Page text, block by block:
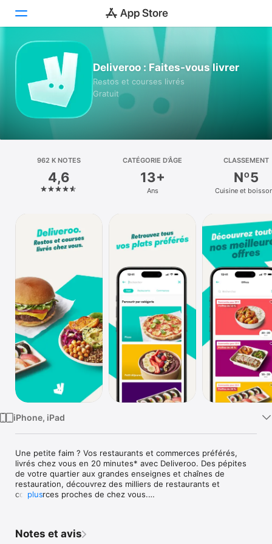
Aujourd’hui
Jeux
Arcade
Recherche
Plateforme
Mac
Watch
TV
Deliveroo : Faites-vous livrer
Restos et courses livrés
Gratuit
962 K NOTES
4,6
CATÉGORIE D’ÂGE
13+
Ans
CLASSEMENT
Nº5
Cuisine et
iPhone, iPad
Une petite faim ? Vos restaurants et commerces préférés,
livrés chez vous en 20 minutes* avec Deliveroo. Des pépites
de votre quartier aux grandes enseignes et chaînes de
restauration, découvrez des milliers de restaurants et
commerces proches de chez vous.
- Restaurants : grandes enseignes de restauration et pépites
plus
Notes et avis